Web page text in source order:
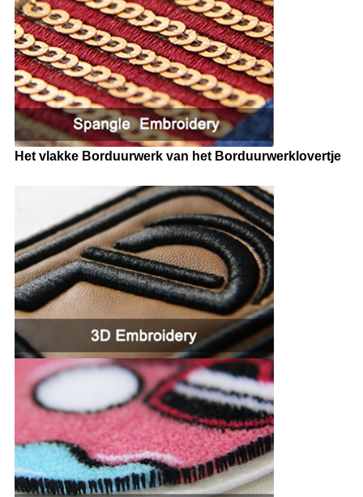
Het vlakke Borduurwerk van het Borduurwerklovertje